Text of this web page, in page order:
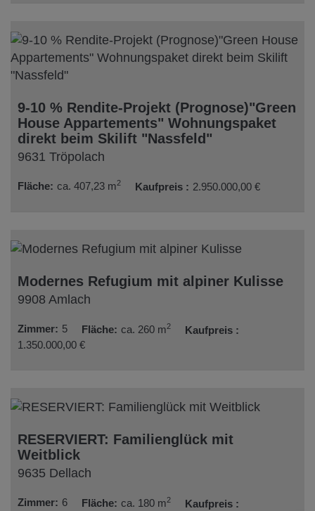
9-10 % Rendite-Projekt (Prognose)"Green
House Appartements" Wohnungspaket
direkt beim Skilift "Nassfeld"
9631 Tröpolach
Fläche ca. 407,23 m2 Kaufpreis 2.950.000,00 €
Modernes Refugium mit alpiner Kulisse
9908 Amlach
Zimmer 5 Fläche ca. 260 m2
Kaufpreis
1.350.000,00 €
RESERVIERT: Familienglück mit
Weitblick
9635 Dellach
Zimmer 6 Fläche ca. 180 m2 Kaufpreis